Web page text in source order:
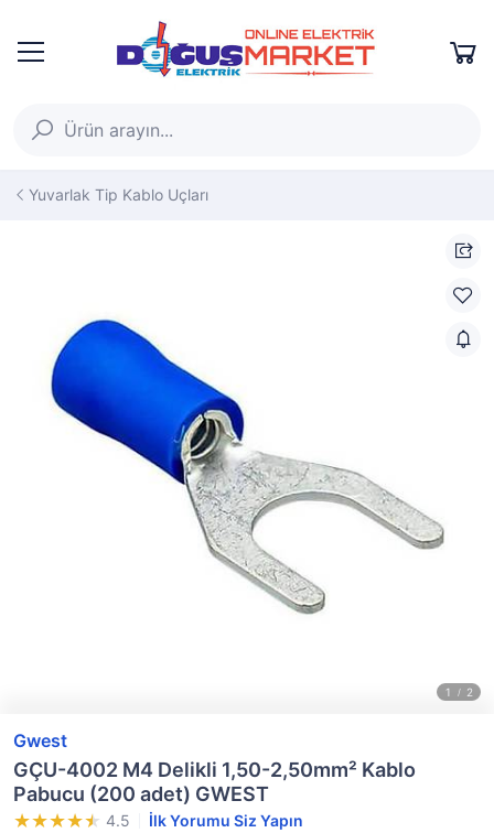
Yuvarlak Tip Kablo Uçları
Gwest
GÇU-4002 M4 Delikli 1,50-2,50mm² Kablo
Pabucu (200 adet) GWEST
4.5 İlk Yorumu Siz Yapın